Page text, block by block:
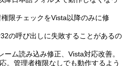
限チェックをVista以降のみに修
の呼び出しに失敗することがあるの
ム読み込み修正、Vista対応改善。
。管理者権限なしでも動作するよう